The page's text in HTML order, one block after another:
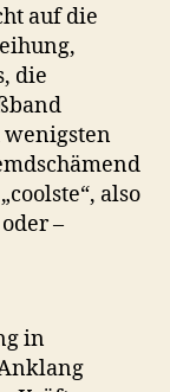
auf die
die
wenigsten
also
–
in